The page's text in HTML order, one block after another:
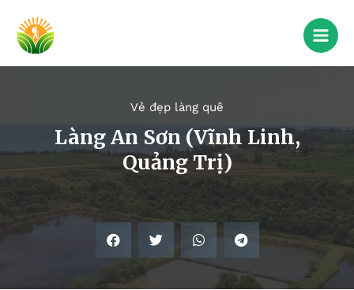
Vẻ đẹp làng quê
Làng An Sơn (Vĩnh Linh,
Quảng Trị)